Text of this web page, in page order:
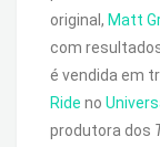
original, Matt
com
é vendida em
Ride no
produtora dos